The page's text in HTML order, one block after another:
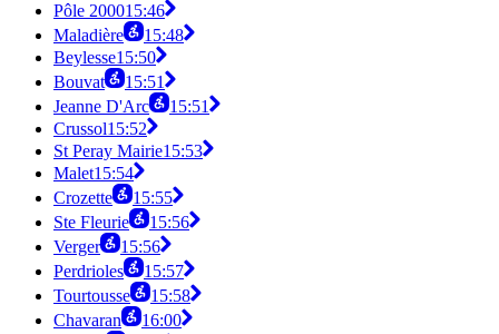
Pôle 200015:46
Maladière
15:48
Beylesse15:50
Bouvat
15:51
Jeanne D'Arc
15:51
Crussol15:52
St Peray Mairie15:53
Malet15:54
Crozette
15:55
Ste Fleurie
15:56
Verger
15:56
Perdrioles
15:57
Tourtousse
15:58
Chavaran
16:00